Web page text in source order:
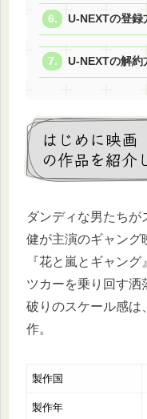
U-NEXTの登録
U-NEXTの解約
はじめに映画
の作品を紹介
ダンディな男たちが
健が主演のギャング
『花と嵐とギャン
ツカーを乗り回す洒
破りのスケール感は
作。
製作国
製作年